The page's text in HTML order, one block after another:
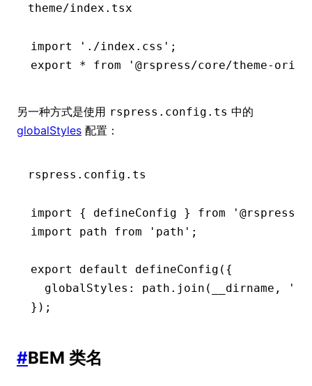
theme/index.tsx
import './index.css' ;
export
* from '@rspress/core/theme-
另一种方式是使用 rspress.config.ts 中的
globalStyles 配置：
rspress.config.ts
import { defineConfig } from '@rspress/
import
path from 'path' ;
export default defineConfig ({
  globalStyles
: path .join (__dirname ,
});
#BEM 类名